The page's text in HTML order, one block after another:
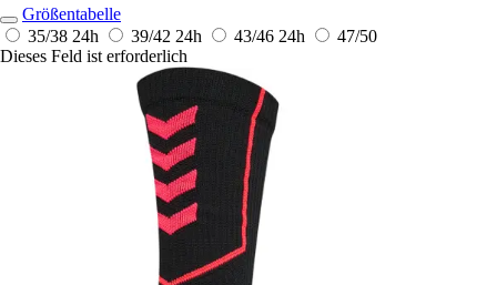
Größentabelle
35/38 24h 39/42 24h 43/46 24h
47/50
Dieses Feld ist erforderlich